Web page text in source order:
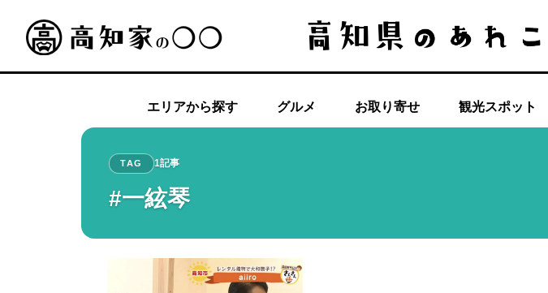
エリアから探す グルメ お取り寄せ 観光スポット
TAG 1記事
#一絃琴